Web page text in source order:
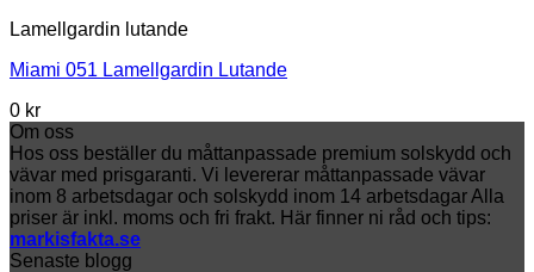
Lamellgardin lutande
Miami 051 Lamellgardin Lutande
0 kr
Om oss
Hos oss beställer du måttanpassade premium solskydd och
vävar med prisgaranti. Vi levererar måttanpassade vävar
inom 8 arbetsdagar och solskydd inom 14 arbetsdagar Alla
priser är inkl. moms och fri frakt. Här finner ni råd och tips:
markisfakta.se
Senaste blogg